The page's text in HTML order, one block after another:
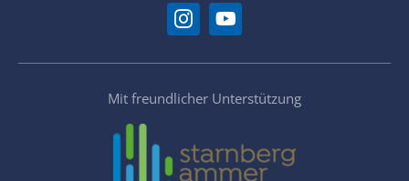
Mit freundlicher Unterstützung